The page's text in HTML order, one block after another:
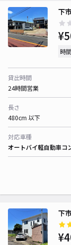
下
時
貸出時間
24時間営業
長さ
480cm 以下
対応車種
オートバイ軽自動車コ
下